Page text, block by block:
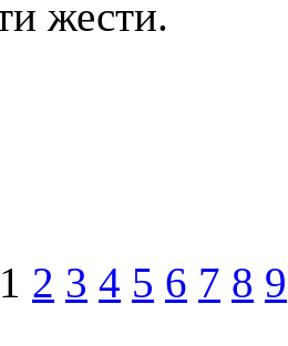
жести.
1 2 3 4 5 6 7 8 9